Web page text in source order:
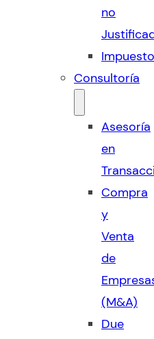
no
Consultoría
Asesoría
en
Compra
y
Venta
de
(M&A)
Due